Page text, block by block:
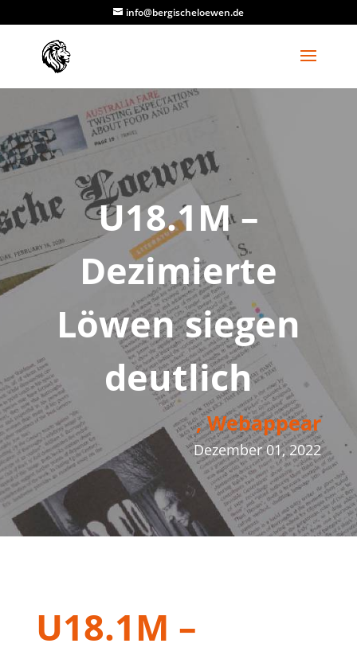
info@bergischeloewen.de
U18.1M –
Dezimierte
Löwen siegen
deutlich
, Webappear
Dezember 01, 2022
U18.1M –